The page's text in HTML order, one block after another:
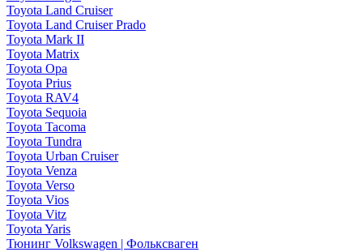
Toyota Land Cruiser
Toyota Land Cruiser Prado
Toyota Mark II
Toyota Matrix
Toyota Opa
Toyota Prius
Toyota RAV4
Toyota Sequoia
Toyota Tacoma
Toyota Tundra
Toyota Urban Cruiser
Toyota Venza
Toyota Verso
Toyota Vios
Toyota Vitz
Toyota Yaris
Тюнинг Volkswagen | Фольксваген